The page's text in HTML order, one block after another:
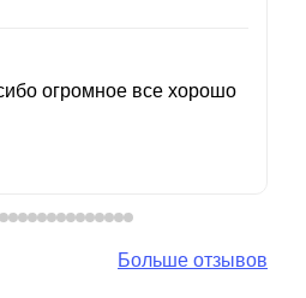
огромное все хорошо
Больше отзывов